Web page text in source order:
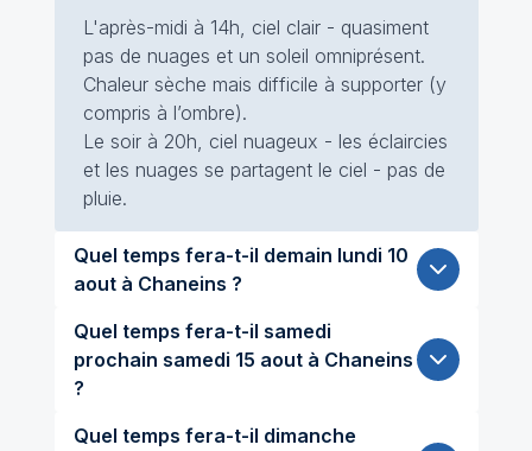
L'après-midi à 14h, ciel clair - quasiment
pas de nuages et un soleil omniprésent.
Chaleur sèche mais difficile à supporter (y
compris à l’ombre).
Le soir à 20h, ciel nuageux - les éclaircies
et les nuages se partagent le ciel - pas de
pluie.
Quel temps fera-t-il demain lundi 10
aout à Chaneins ?
Quel temps fera-t-il samedi
prochain samedi 15 aout à Chaneins
?
Quel temps fera-t-il dimanche